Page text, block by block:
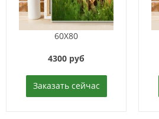
60X80
4300 руб
Заказать сейчас